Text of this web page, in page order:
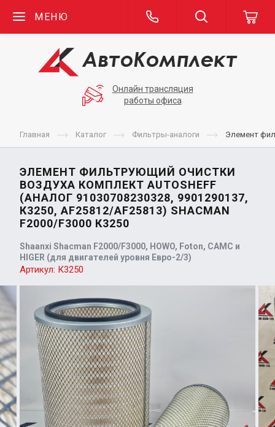
МЕНЮ
Онлайн трансляция
работы офиса
Главная Каталог Фильтры-аналоги Элемент
ЭЛЕМЕНТ ФИЛЬТРУЮЩИЙ ОЧИСТКИ
ВОЗДУХА КОМПЛЕКТ AUTOSHEFF
(АНАЛОГ 91030708230328, 9901290137,
К3250, AF25812/AF25813) SHACMAN
F2000/F3000 К3250
Shaanxi Shacman F2000/F3000, HOWO, Foton, CAMC и
HIGER (для двигателей уровня Евро-2/3)
Артикул: К3250